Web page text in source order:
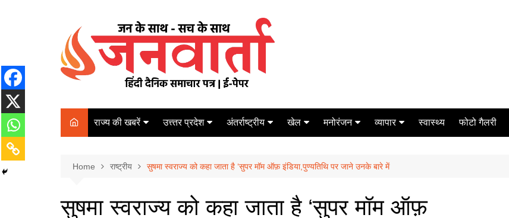
राज्य की खबरें
पटना
कोलकाता
नई दिल्ली
उत्त्तर प्रदेश
कानपुर
आज़मगढ़
अंतर्राष्ट्रीय खेल
टेनिस
मनोरंजन
मिर्च मसाला
व्यापार
ऑटो मोबाइल
स्वास्थ्य फोटो गैलरी
Home राष्ट्रीय सुषमा स्वराज्य को कहा जाता है ‘सुपर मॉम ऑफ़ इंडिया,पुण्यतिथि पर जाने उनके बारे में
सुषमा स्वराज्य को कहा जाता है ‘सुपर मॉम ऑफ़